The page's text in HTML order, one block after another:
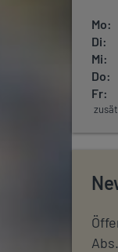
Mo:
Di:
Mi:
Do:
Fr: